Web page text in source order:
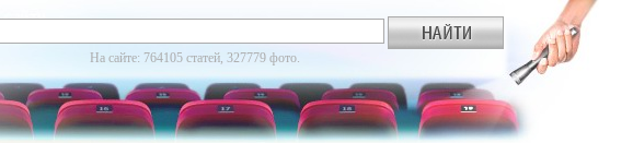
На сайте: 764105 статей, 327779 фото.